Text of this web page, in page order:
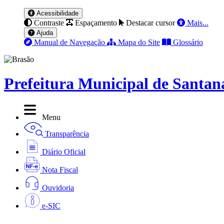
Acessibilidade
Contraste Espaçamento Destacar cursor Mais...
Ajuda
Manual de Navegação Mapa do Site Glossário
Prefeitura Municipal de
Menu
Transparência
Diário Oficial
Nota Fiscal
Ouvidoria
e-SIC